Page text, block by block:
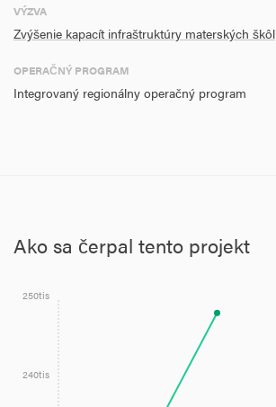
VÝZVA
Zvýšenie kapacít infraštruktúry materských škôl
OPERAČNÝ PROGRAM
Integrovaný regionálny operačný program
Ako sa čerpal tento projekt
240tis
250tis